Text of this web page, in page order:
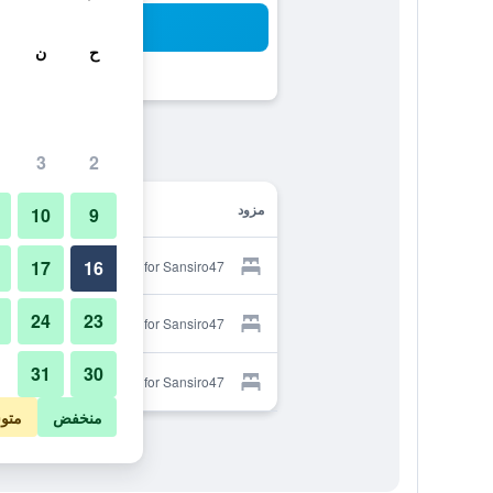
مزود
Provider for Sansiro47
Provider for Sansiro47
Provider for Sansiro47
ح ن
2
3
9
10
16
17
23
24
30
31
منخفض